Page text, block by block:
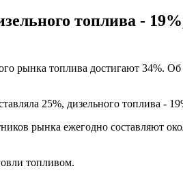
топлива -
рынка топлива достигают 34%.
25%, дизельного топлива -
рынка ежегодно составляют
топливом.